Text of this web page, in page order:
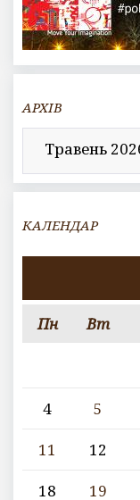
АРХІВ
Архів
КАЛЕНДАР
Пн Вт
4
5
11
12
18
19